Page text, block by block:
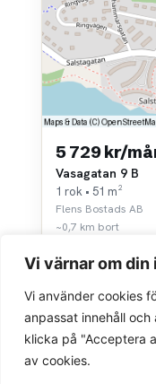
Vi värnar om
Vi använder cookies
anpassat innehåll
klicka på "Acceptera
av cookies.
5 729 kr/
Vasagatan 9 B
1 rok • 51 m²
Flens Bostads AB
~0,7 km bort